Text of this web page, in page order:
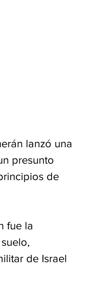
lanzó una
presunto
de
fue la
de Israel